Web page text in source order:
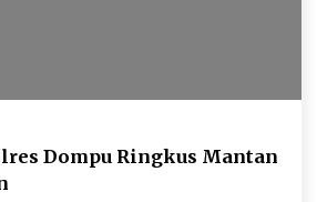
Dompu Ringkus Mantan